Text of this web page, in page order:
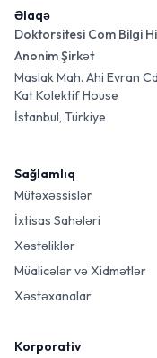
Əlaqə
Doktorsitesi Com Bilgi
Anonim Şirkət
Maslak Mah. Ahi Evran
Kat Kolektif House
İstanbul, Türkiye
Sağlamlıq
Mütəxəssislər
İxtisas Sahələri
Xəstəliklər
Müalicələr və Xidmətlər
Xəstəxanalar
Korporativ